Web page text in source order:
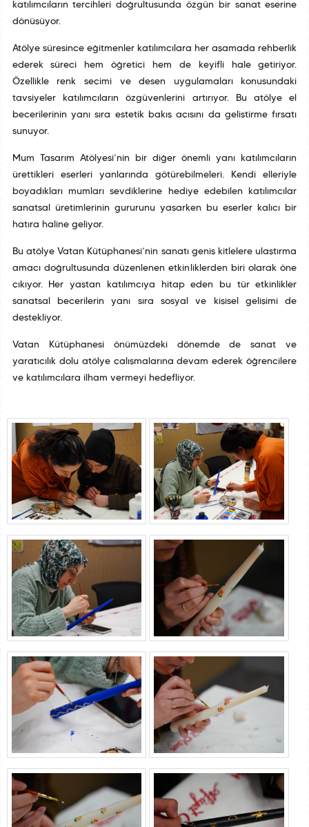
katılımcıların tercihleri doğrultusunda özgün bir sanat eserine
dönüşüyor.
Atölye süresince eğitmenler katılımcılara her aşamada rehberlik
ederek süreci hem öğretici hem de keyifli hale getiriyor.
Özellikle renk seçimi ve desen uygulamaları konusundaki
tavsiyeler katılımcıların özgüvenlerini artırıyor. Bu atölye el
becerilerinin yanı sıra estetik bakış açısını da geliştirme fırsatı
sunuyor.
Mum Tasarım Atölyesi’nin bir diğer önemli yanı katılımcıların
ürettikleri eserleri yanlarında götürebilmeleri. Kendi elleriyle
boyadıkları mumları sevdiklerine hediye edebilen katılımcılar
sanatsal üretimlerinin gururunu yaşarken bu eserler kalıcı bir
hatıra haline geliyor.
Bu atölye Vatan Kütüphanesi’nin sanatı geniş kitlelere ulaştırma
amacı doğrultusunda düzenlenen etkinliklerden biri olarak öne
çıkıyor. Her yaştan katılımcıya hitap eden bu tür etkinlikler
sanatsal becerilerin yanı sıra sosyal ve kişisel gelişimi de
destekliyor.
Vatan Kütüphanesi önümüzdeki dönemde de sanat ve
yaratıcılık dolu atölye çalışmalarına devam ederek öğrencilere
ve katılımcılara ilham vermeyi hedefliyor.